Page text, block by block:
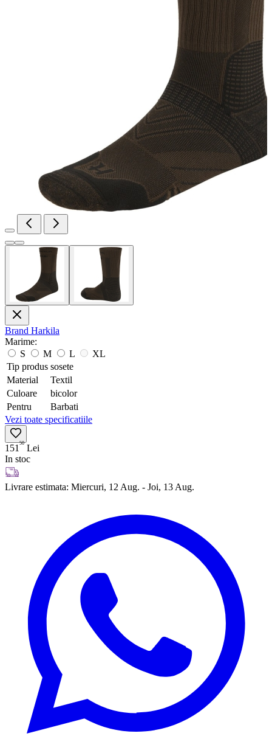
Brand Harkila
Marime:
S
M L
XL
Tip produs sosete
Material
Textil
Culoare
bicolor
Pentru
Barbati
Vezi toate specificatiile
151 50 Lei
In stoc
Livrare estimata: Miercuri, 12 Aug. - Joi, 13 Aug.